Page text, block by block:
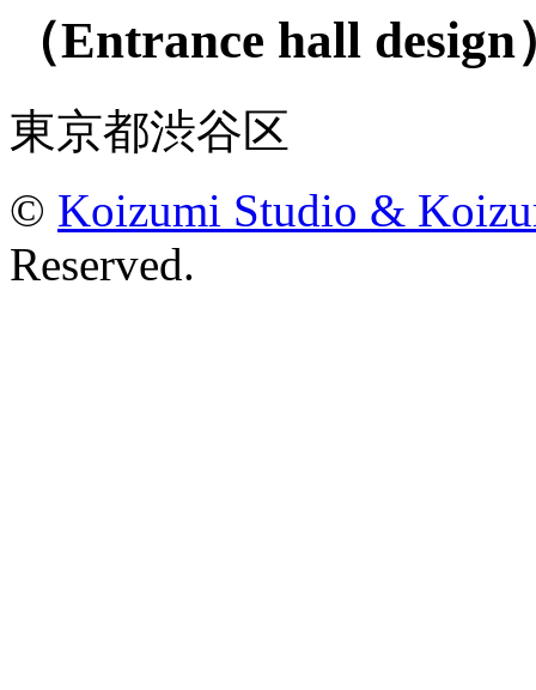
（Entrance hall
東京都渋谷区
© Koizumi Studio &
Reserved.